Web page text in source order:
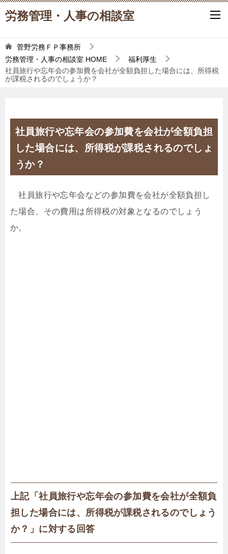
労務管理・人事の相談室
菅野労務ＦＰ事務所
労務管理・人事の相談室 HOME
福利厚生
社員旅行や忘年会の参加費を会社が全額負担した場合には、所得税
が課税されるのでしょうか？
社員旅行や忘年会の参加費を会社が全額負担
した場合には、所得税が課税されるのでしょ
うか？
社員旅行や忘年会などの参加費を会社が全額負担し
た場合、その費用は所得税の対象となるのでしょう
か。
上記「社員旅行や忘年会の参加費を会社が全額負
担した場合には、所得税が課税されるのでしょう
か？」に対する回答